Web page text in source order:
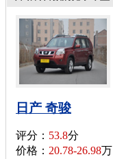
日产 奇骏
评分： 53.8分
价格： 20.78-26.98万